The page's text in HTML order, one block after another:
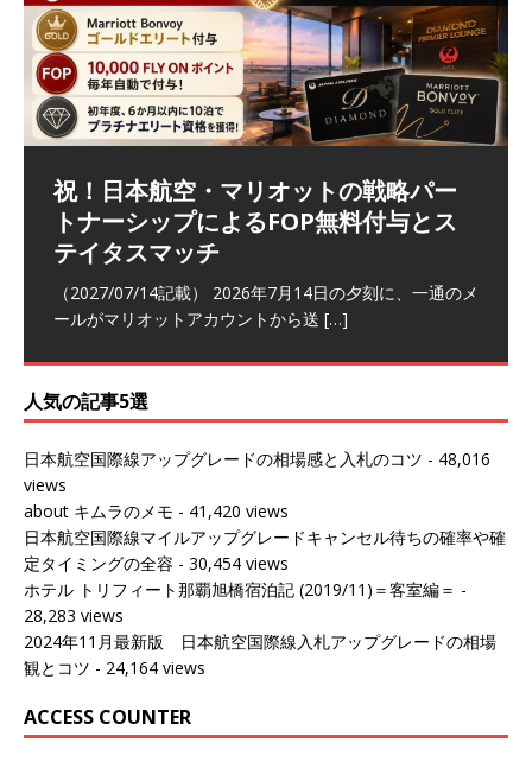
祝！日本航空・マリオットの戦略パー
トナーシップによるFOP無料付与とス
テイタスマッチ
（2027/07/14記載） 2026年7月14日の夕刻に、一通のメ
ールがマリオットアカウントから送 […]
ラウンジ 華 那覇空港 (2026/05)
（2026/06/07記載） 2026年5月下旬の平日に那覇を訪れ
た際に利用した。 こちらのラウンジ
The Coral Executive Lounge スワ
ンナプーム国際空港国内線ラウンジ
(2026/01)
（2026/03/31記載） 2026年1月上旬にバンコク経由でチ
ェンマイに行く際に利用した。 バン[…]
日本航空 羽田空港国際線ファースト
クラスラウンジ (2026/01)
（2026/03/18記載） 2026年1月、毎年恒例の新年の羽田
～バンコクの移動の際に再びこちらの[…]
バンコクエアウェイズ スワンナプー
ム国際空港国内線ラウンジ (2026/01)
（2026/03/13記載） 2026年1月上旬にバンコク経由でチ
ェンマイに向かう際に利用した。 今[…]
人気の記事5選
日本航空国際線アップグレードの相場感と入札のコツ - 48,016
views
about キムラのメモ - 41,420 views
日本航空国際線マイルアップグレードキャンセル待ちの確率や確
定タイミングの全容 - 30,454 views
ホテル トリフィート那覇旭橋宿泊記 (2019/11)＝客室編＝ -
28,283 views
2024年11月最新版 日本航空国際線入札アップグレードの相場
観とコツ - 24,164 views
ACCESS COUNTER